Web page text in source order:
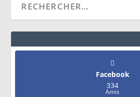
Facebook
334
Amis